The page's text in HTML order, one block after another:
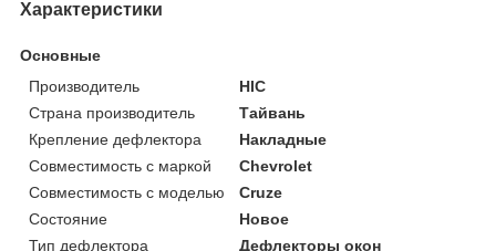
Характеристики
Основные
Производитель
HIC
Страна производитель
Тайвань
Крепление дефлектора
Накладные
Совместимость с маркой
Chevrolet
Совместимость с моделью
Cruze
Состояние
Новое
Тип дефлектора
Дефлекторы окон